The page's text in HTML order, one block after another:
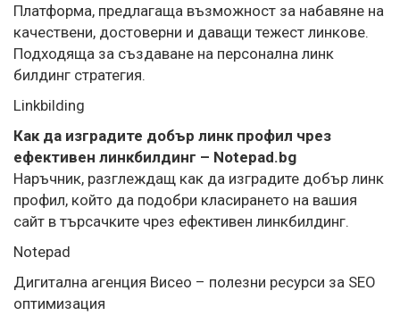
Платформа, предлагаща възможност за набавяне на
качествени, достоверни и даващи тежест линкове.
Подходяща за създаване на персонална линк
билдинг стратегия.
Linkbilding
Как да изградите добър линк профил чрез
ефективен линкбилдинг – Notepad.bg
Наръчник, разглеждащ как да изградите добър линк
профил, който да подобри класирането на вашия
сайт в търсачките чрез ефективен линкбилдинг.
Notepad
Дигитална агенция Висео – полезни ресурси за SEO
оптимизация